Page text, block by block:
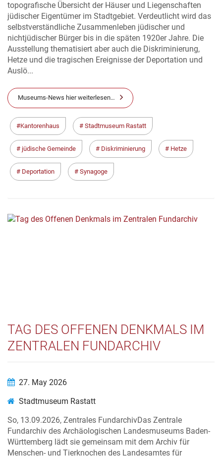
topografische Übersicht der Häuser und Liegenschaften
jüdischer Eigentümer im Stadtgebiet. Verdeutlicht wird das
selbstverständliche Zusammenleben jüdischer und
nichtjüdischer Bürger bis in die späten 1920er Jahre. Die
Ausstellung thematisiert aber auch die Diskriminierung,
Hetze und die tragischen Ereignisse der Deportation und
Auslö...
Museums-News hier weiterlesen…
Kantorenhaus Stadtmuseum Rastatt
jüdische Gemeinde Diskriminierung Hetze
Deportation Synagoge
TAG DES OFFENEN DENKMALS IM
ZENTRALEN FUNDARCHIV
27. May 2026
Stadtmuseum Rastatt
So, 13.09.2026, Zentrales FundarchivDas Zentrale
Fundarchiv des Archäologischen Landesmuseums Baden-
Württemberg lädt sie gemeinsam mit dem Archiv für
Menschen- und Tierknochen des Landesamtes für